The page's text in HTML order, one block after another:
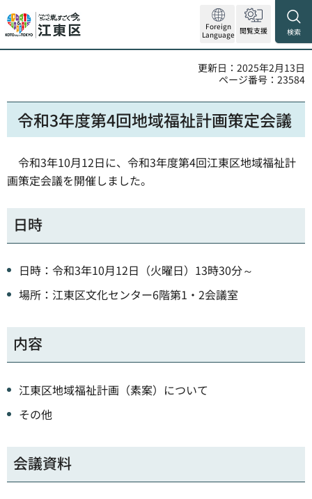
Foreign
Language 閲覧支援 検索
更新日：2025年2月13日
ページ番号：23584
令和3年度第4回地域福祉計画策定会議
令和3年10月12日に、令和3年度第4回江東区地域福祉計
画策定会議を開催しました。
日時
日時：令和3年10月12日（火曜日）13時30分～
場所：江東区文化センター6階第1・2会議室
内容
江東区地域福祉計画（素案）について
その他
会議資料